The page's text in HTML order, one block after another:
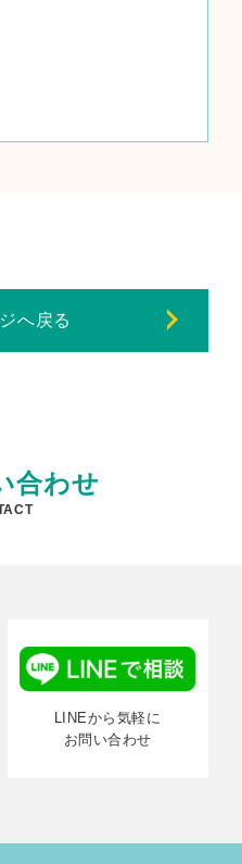
へ戻る
合わせ
LINEから気軽に
お問い合わせ